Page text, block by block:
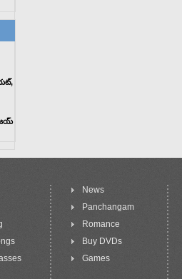
News
Panchangam
Romance
Buy DVDs
Games